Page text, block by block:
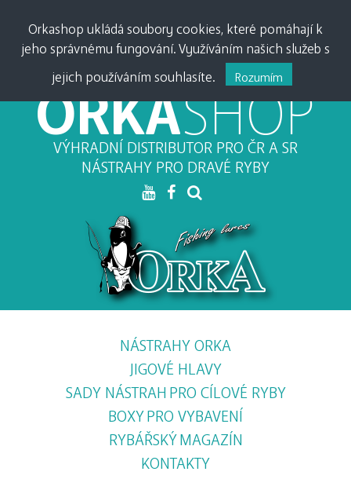
MĚNA:CZK •EUR
ORKASHOP
VÝHRADNÍ DISTRIBUTOR PRO ČR A SR
NÁSTRAHY PRO DRAVÉ RYBY
NÁSTRAHY ORKA
JIGOVÉ HLAVY
SADY NÁSTRAH PRO CÍLOVÉ RYBY
BOXY PRO VYBAVENÍ
RYBÁŘSKÝ MAGAZÍN
KONTAKTY
Orkashop ukládá soubory cookies, které pomáhají k
jeho správnému fungování. Využíváním našich služeb s
jejich používáním souhlasíte. Rozumím